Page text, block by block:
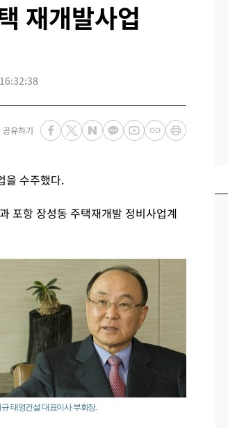
재개발사업
공유하기
을 수주했다.
포항 장성동 주택재개발 정비사업계
태영건설 대표이사 부회장.